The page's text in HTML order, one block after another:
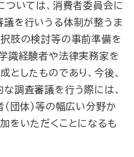
ついては、消費者委員会に
を行いうる体制が整うま
肢の検討等の事前準備を
識経験者や法律実務家を
としたものであり、今後、
調査審議を行う際には、
（団体）等の幅広い分野か
をいただくことになるも